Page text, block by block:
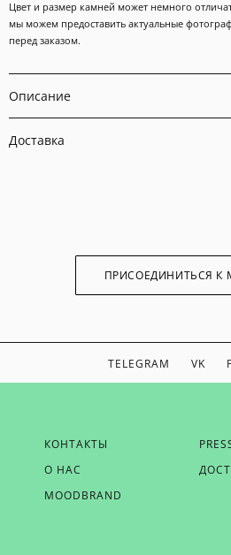
Цвет и размер камней может немного
мы можем предоставить актуальные
перед заказом.
Описание
Доставка
ПРИСОЕДИНИТЬСЯ К
TELEGRAM VK
КОНТАКТЫ
О НАС
MOODBRAND
ЕСЛИ ВЫ ХОТИТЕ